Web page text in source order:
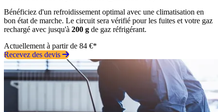
Bénéficiez d'un refroidissement optimal avec une climatisation en
bon état de marche. Le circuit sera vérifié pour les fuites et votre gaz
rechargé avec jusqu'à 200 g de gaz réfrigérant.
Actuellement à partir de 84 €*
Recevez des devis